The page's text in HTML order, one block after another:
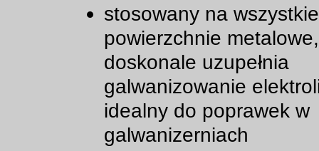
stosowany na wszystkie
powierzchnie metalowe,
doskonale uzupełnia
galwanizowanie
idealny do poprawek w
galwanizerniach